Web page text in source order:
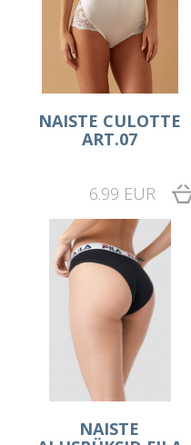
NAISTE CULOTTE
ART.07
6.99 EUR
NAISTE